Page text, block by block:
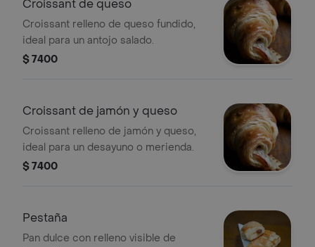
Croissant de queso
Croissant relleno de queso fundido,
ideal para un antojo salado.
$ 7400
Croissant de jamón y queso
Croissant relleno de jamón y queso,
ideal para un desayuno o merienda.
$ 7400
Pestaña
Pan dulce con relleno visible de